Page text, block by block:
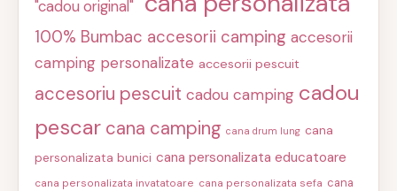
"cadou original"
100% Bumbac accesorii camping accesorii
camping personalizate accesorii pescuit
accesoriu pescuit cadou camping cadou
pescar cana camping cana drum lung cana
personalizata bunici cana personalizata educatoare
cana personalizata invatatoare cana personalizata sefa cana